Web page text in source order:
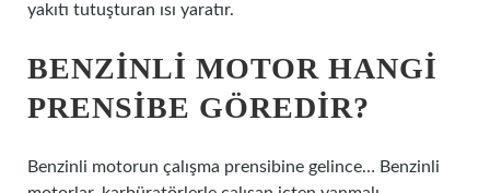
yakıtı tutuşturan ısı yaratır.
BENZINLI MOTOR HANGI
PRENSIBE GÖREDIR?
Benzinli motorun çalışma prensibine gelince… Benzinli